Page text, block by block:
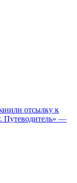
отсылку к
Путеводитель» —